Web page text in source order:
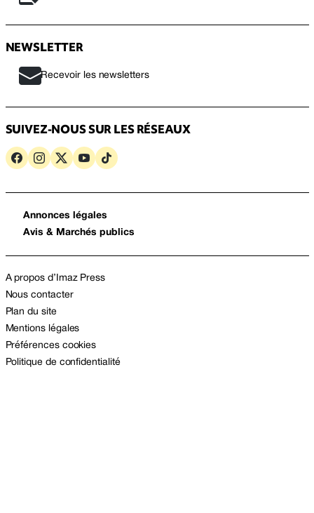
NEWSLETTER
Recevoir les newsletters
SUIVEZ-NOUS SUR LES RÉSEAUX
Annonces légales
Avis & Marchés publics
A propos d’Imaz Press
Nous contacter
Plan du site
Mentions légales
Préférences cookies
Politique de confidentialité